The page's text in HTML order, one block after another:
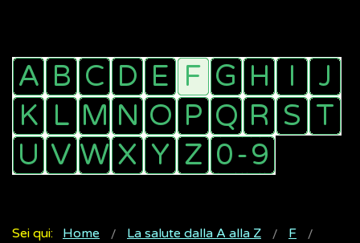
Sei qui: Home La salute dalla A alla Z
F